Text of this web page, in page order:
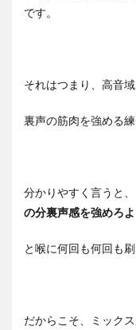
です。
それはつまり、高音
裏声の筋肉を強める
分かりやすく言うと、
の分裏声感を強めろよ
と喉に何回も何回も
だからこそ、ミック